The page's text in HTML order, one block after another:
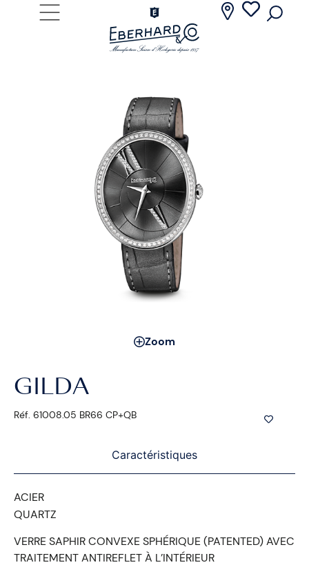
Zoom
GILDA
Réf. 61008.05 BR66 CP+QB
Caractéristiques
ACIER
QUARTZ
VERRE SAPHIR CONVEXE SPHÉRIQUE (PATENTED) AVEC
TRAITEMENT ANTIREFLET À L’INTÉRIEUR